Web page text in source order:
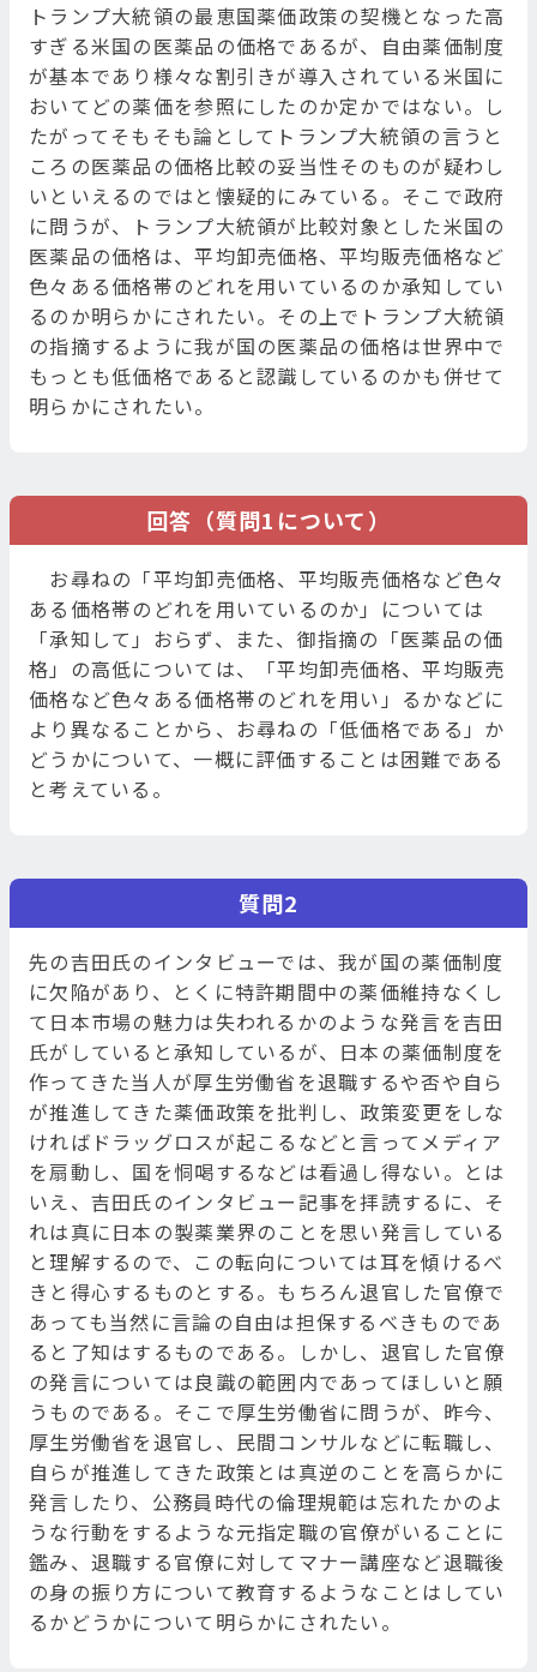
トランプ大統領の最恵国薬価政策の契機となった高
すぎる米国の医薬品の価格であるが、自由薬価制度
が基本であり様々な割引きが導入されている米国に
おいてどの薬価を参照にしたのか定かではない。し
たがってそもそも論としてトランプ大統領の言うと
ころの医薬品の価格比較の妥当性そのものが疑わし
いといえるのではと懐疑的にみている。そこで政府
に問うが、トランプ大統領が比較対象とした米国の
医薬品の価格は、平均卸売価格、平均販売価格など
色々ある価格帯のどれを用いているのか承知してい
るのか明らかにされたい。その上でトランプ大統領
の指摘するように我が国の医薬品の価格は世界中で
もっとも低価格であると認識しているのかも併せて
明らかにされたい。
回答（質問1について）
お尋ねの「平均卸売価格、平均販売価格など色々
ある価格帯のどれを用いているのか」については
「承知して」おらず、また、御指摘の「医薬品の価
格」の高低については、「平均卸売価格、平均販売
価格など色々ある価格帯のどれを用い」るかなどに
より異なることから、お尋ねの「低価格である」か
どうかについて、一概に評価することは困難である
と考えている。
質問2
先の吉田氏のインタビューでは、我が国の薬価制度
に欠陥があり、とくに特許期間中の薬価維持なくし
て日本市場の魅力は失われるかのような発言を吉田
氏がしていると承知しているが、日本の薬価制度を
作ってきた当人が厚生労働省を退職するや否や自ら
が推進してきた薬価政策を批判し、政策変更をしな
ければドラッグロスが起こるなどと言ってメディア
を扇動し、国を恫喝するなどは看過し得ない。とは
いえ、吉田氏のインタビュー記事を拝読するに、そ
れは真に日本の製薬業界のことを思い発言している
と理解するので、この転向については耳を傾けるべ
きと得心するものとする。もちろん退官した官僚で
あっても当然に言論の自由は担保するべきものであ
ると了知はするものである。しかし、退官した官僚
の発言については良識の範囲内であってほしいと願
うものである。そこで厚生労働省に問うが、昨今、
厚生労働省を退官し、民間コンサルなどに転職し、
自らが推進してきた政策とは真逆のことを高らかに
発言したり、公務員時代の倫理規範は忘れたかのよ
うな行動をするような元指定職の官僚がいることに
鑑み、退職する官僚に対してマナー講座など退職後
の身の振り方について教育するようなことはしてい
るかどうかについて明らかにされたい。